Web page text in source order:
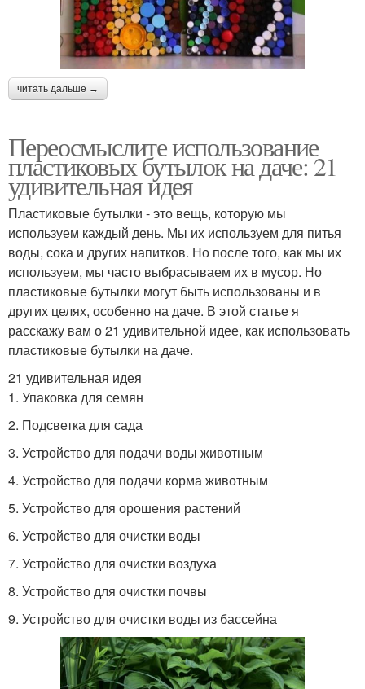
читать дальше →
Переосмыслите использование
пластиковых бутылок на даче: 21
удивительная идея
Пластиковые бутылки - это вещь, которую мы
используем каждый день. Мы их используем для питья
воды, сока и других напитков. Но после того, как мы их
используем, мы часто выбрасываем их в мусор. Но
пластиковые бутылки могут быть использованы и в
других целях, особенно на даче. В этой статье я
расскажу вам о 21 удивительной идее, как использовать
пластиковые бутылки на даче.
21 удивительная идея
1. Упаковка для семян
2. Подсветка для сада
3. Устройство для подачи воды животным
4. Устройство для подачи корма животным
5. Устройство для орошения растений
6. Устройство для очистки воды
7. Устройство для очистки воздуха
8. Устройство для очистки почвы
9. Устройство для очистки воды из бассейна